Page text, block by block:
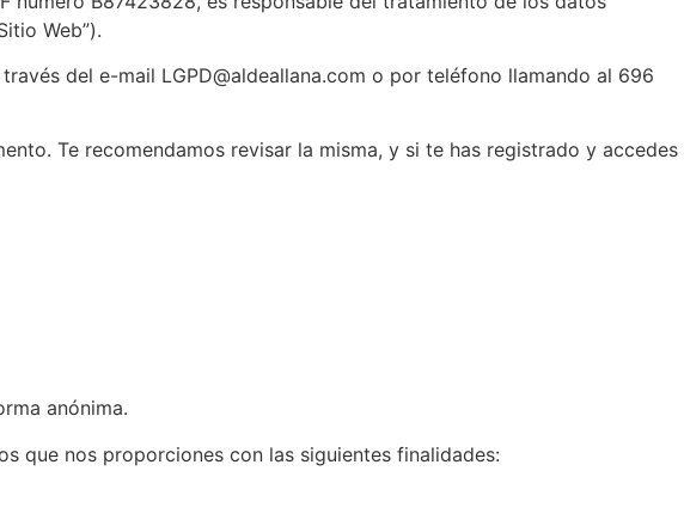
Web”).
del e-mail LGPD@aldeallana.com o por teléfono llamando al 696
Te recomendamos revisar la misma, y si te has registrado y accedes
anónima.
que nos proporciones con las siguientes finalidades: